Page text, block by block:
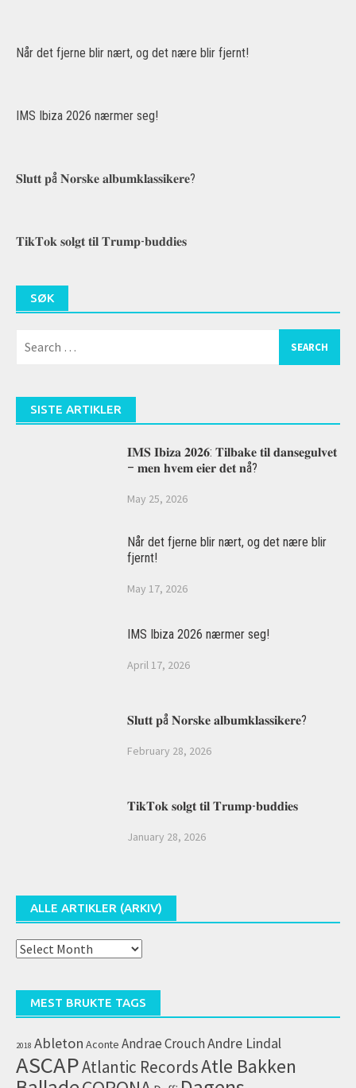
Når det fjerne blir nært, og det nære blir fjernt!
IMS Ibiza 2026 nærmer seg!
𝐒𝐥𝐮𝐭𝐭 𝐩å 𝐍𝐨𝐫𝐬𝐤𝐞 𝐚𝐥𝐛𝐮𝐦𝐤𝐥𝐚𝐬𝐬𝐢𝐤𝐞𝐫𝐞?
𝐓𝐢𝐤𝐓𝐨𝐤 𝐬𝐨𝐥𝐠𝐭 𝐭𝐢𝐥 𝐓𝐫𝐮𝐦𝐩-𝐛𝐮𝐝𝐝𝐢𝐞𝐬
SØK
for:
SISTE ARTIKLER
𝐈𝐌𝐒 𝐈𝐛𝐢𝐳𝐚 𝟐𝟎𝟐𝟔: 𝐓𝐢𝐥𝐛𝐚𝐤𝐞 𝐭𝐢𝐥 𝐝𝐚𝐧𝐬𝐞𝐠𝐮𝐥𝐯𝐞𝐭
– 𝐦𝐞𝐧 𝐡𝐯𝐞𝐦 𝐞𝐢𝐞𝐫 𝐝𝐞𝐭 𝐧å?
May 25, 2026
Når det fjerne blir nært, og det nære blir
fjernt!
May 17, 2026
IMS Ibiza 2026 nærmer seg!
April 17, 2026
𝐒𝐥𝐮𝐭𝐭 𝐩å 𝐍𝐨𝐫𝐬𝐤𝐞 𝐚𝐥𝐛𝐮𝐦𝐤𝐥𝐚𝐬𝐬𝐢𝐤𝐞𝐫𝐞?
February 28, 2026
𝐓𝐢𝐤𝐓𝐨𝐤 𝐬𝐨𝐥𝐠𝐭 𝐭𝐢𝐥 𝐓𝐫𝐮𝐦𝐩-𝐛𝐮𝐝𝐝𝐢𝐞𝐬
January 28, 2026
ALLE ARTIKLER (ARKIV)
Alle
MEST BRUKTE TAGS
2018 Ableton Aconte Andrae CrouchAndre Lindal
ASCAPAtlantic RecordsAtle Bakken